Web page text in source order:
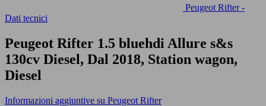
Peugeot Rifter -
Dati tecnici
Peugeot Rifter 1.5 bluehdi Allure s&s
130cv Diesel, Dal 2018, Station wagon,
Diesel
Informazioni aggiuntive su Peugeot Rifter